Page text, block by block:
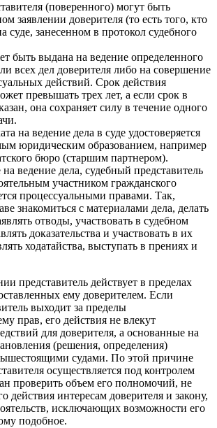
(поверенного) могут быть
заявлении доверителя (то есть того, кто
суде, занесенном в протокол судебного
быть выдана на ведение определенного
всех дел доверителя либо на совершение
действий. Срок действия
превышать трех лет, а если срок в
она сохраняет силу в течение одного
на ведение дела в суде удостоверяется
юридическим образованием, например
бюро (старшим партнером).
ведение дела, судебный представитель
участником гражданского
процессуальными правами. Так,
знакомиться с материалами дела, делать
отводы, участвовать в судебном
доказательства и участвовать в их
ходатайства, выступать в прениях и
представитель действует в пределах
ему доверителем. Если
выходит за пределы
прав, его действия не влекут
для доверителя, а основанные на
(решения, определения)
судами. По этой причине
осуществляется под контролем
проверить объем его полномочий, не
действия интересам доверителя и закону,
исключающих возможности его
подобное.